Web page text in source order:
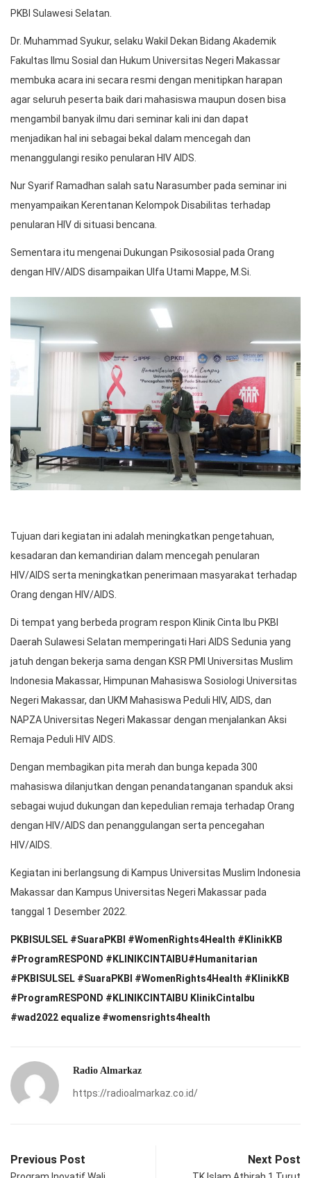
PKBI Sulawesi Selatan.
Dr. Muhammad Syukur, selaku Wakil Dekan Bidang Akademik
Fakultas Ilmu Sosial dan Hukum Universitas Negeri Makassar
membuka acara ini secara resmi dengan menitipkan harapan
agar seluruh peserta baik dari mahasiswa maupun dosen bisa
mengambil banyak ilmu dari seminar kali ini dan dapat
menjadikan hal ini sebagai bekal dalam mencegah dan
menanggulangi resiko penularan HIV AIDS.
Nur Syarif Ramadhan salah satu Narasumber pada seminar ini
menyampaikan Kerentanan Kelompok Disabilitas terhadap
penularan HIV di situasi bencana.
Sementara itu mengenai Dukungan Psikososial pada Orang
dengan HIV/AIDS disampaikan Ulfa Utami Mappe, M.Si.
Tujuan dari kegiatan ini adalah meningkatkan pengetahuan,
kesadaran dan kemandirian dalam mencegah penularan
HIV/AIDS serta meningkatkan penerimaan masyarakat terhadap
Orang dengan HIV/AIDS.
Di tempat yang berbeda program respon Klinik Cinta Ibu PKBI
Daerah Sulawesi Selatan memperingati Hari AIDS Sedunia yang
jatuh dengan bekerja sama dengan KSR PMI Universitas Muslim
Indonesia Makassar, Himpunan Mahasiswa Sosiologi Universitas
Negeri Makassar, dan UKM Mahasiswa Peduli HIV, AIDS, dan
NAPZA Universitas Negeri Makassar dengan menjalankan Aksi
Remaja Peduli HIV AIDS.
Dengan membagikan pita merah dan bunga kepada 300
mahasiswa dilanjutkan dengan penandatanganan spanduk aksi
sebagai wujud dukungan dan kepedulian remaja terhadap Orang
dengan HIV/AIDS dan penanggulangan serta pencegahan
HIV/AIDS.
Kegiatan ini berlangsung di Kampus Universitas Muslim Indonesia
Makassar dan Kampus Universitas Negeri Makassar pada
tanggal 1 Desember 2022.
PKBISULSEL #SuaraPKBI #WomenRights4Health #KlinikKB
#ProgramRESPOND #KLINIKCINTAIBU#Humanitarian
#PKBISULSEL #SuaraPKBI #WomenRights4Health #KlinikKB
#ProgramRESPOND #KLINIKCINTAIBU KlinikCintaIbu
#wad2022 equalize #womensrights4health
Radio Almarkaz
https://radioalmarkaz.co.id/
Previous Post Next Post